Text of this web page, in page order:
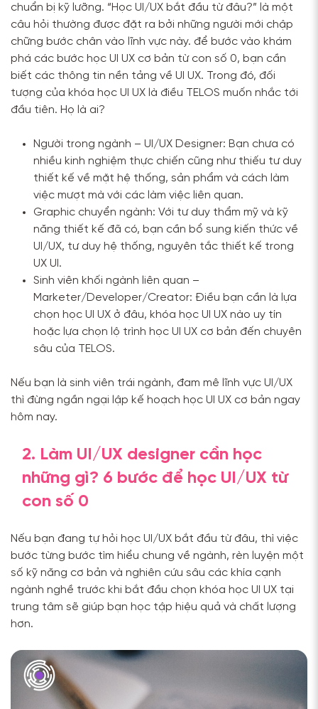
chuẩn bị kỹ lưỡng. “Học UI/UX bắt đầu từ đâu?” là một
câu hỏi thường được đặt ra bởi những người mới chập
chững bước chân vào lĩnh vực này. để bước vào khám
phá các bước học UI UX cơ bản từ con số 0, bạn cần
biết các thông tin nền tảng về UI UX. Trong đó, đối
tượng của khóa học UI UX là điều TELOS muốn nhắc tới
đầu tiên. Họ là ai?
Người trong ngành – UI/UX Designer: Bạn chưa có
nhiều kinh nghiệm thực chiến cũng như thiếu tư duy
thiết kế về mặt hệ thống, sản phẩm và cách làm
việc mượt mà với các làm việc liên quan.
Graphic chuyển ngành: Với tư duy thẩm mỹ và kỹ
năng thiết kế đã có, bạn cần bổ sung kiến thức về
UI/UX, tư duy hệ thống, nguyên tắc thiết kế trong
UX UI.
Sinh viên khối ngành liên quan –
Marketer/Developer/Creator: Điều bạn cần là lựa
chọn học UI UX ở đâu, khóa học UI UX nào uy tín
hoặc lựa chọn lộ trình học UI UX cơ bản đến chuyên
sâu của TELOS.
Nếu bạn là sinh viên trái ngành, đam mê lĩnh vực UI/UX
thì đừng ngần ngại lập kế hoạch học UI UX cơ bản ngay
hôm nay.
2. Làm UI/UX designer cần học
những gì? 6 bước để học UI/UX từ
con số 0
Nếu bạn đang tự hỏi học UI/UX bắt đầu từ đâu, thì việc
bước từng bước tìm hiểu chung về ngành, rèn luyện một
số kỹ năng cơ bản và nghiên cứu sâu các khía cạnh
ngành nghề trước khi bắt đầu chọn khóa học UI UX tại
trung tâm sẽ giúp bạn học tập hiệu quả và chất lượng
hơn.